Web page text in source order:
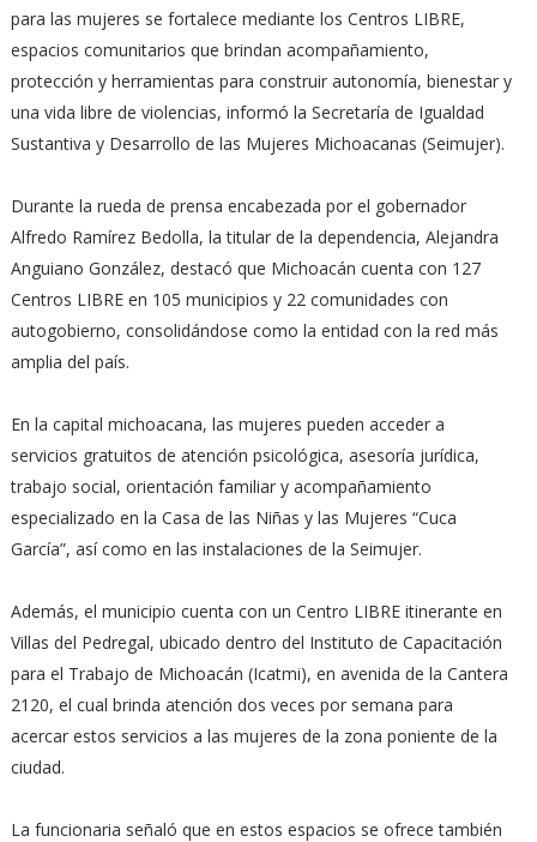
para las mujeres se fortalece mediante los Centros LIBRE,
espacios comunitarios que brindan acompañamiento,
protección y herramientas para construir autonomía, bienestar y
una vida libre de violencias, informó la Secretaría de Igualdad
Sustantiva y Desarrollo de las Mujeres Michoacanas (Seimujer).
Durante la rueda de prensa encabezada por el gobernador
Alfredo Ramírez Bedolla, la titular de la dependencia, Alejandra
Anguiano González, destacó que Michoacán cuenta con 127
Centros LIBRE en 105 municipios y 22 comunidades con
autogobierno, consolidándose como la entidad con la red más
amplia del país.
En la capital michoacana, las mujeres pueden acceder a
servicios gratuitos de atención psicológica, asesoría jurídica,
trabajo social, orientación familiar y acompañamiento
especializado en la Casa de las Niñas y las Mujeres “Cuca
García”, así como en las instalaciones de la Seimujer.
Además, el municipio cuenta con un Centro LIBRE itinerante en
Villas del Pedregal, ubicado dentro del Instituto de Capacitación
para el Trabajo de Michoacán (Icatmi), en avenida de la Cantera
2120, el cual brinda atención dos veces por semana para
acercar estos servicios a las mujeres de la zona poniente de la
ciudad.
La funcionaria señaló que en estos espacios se ofrece también